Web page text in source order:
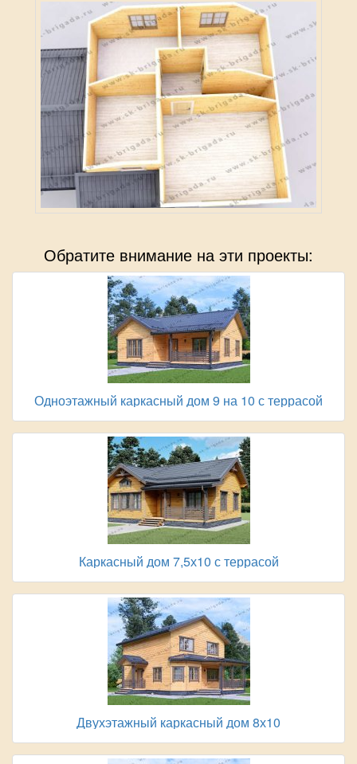
Обратите внимание на эти проекты:
Одноэтажный каркасный дом 9 на 10 с террасой
Каркасный дом 7,5х10 с террасой
Двухэтажный каркасный дом 8х10